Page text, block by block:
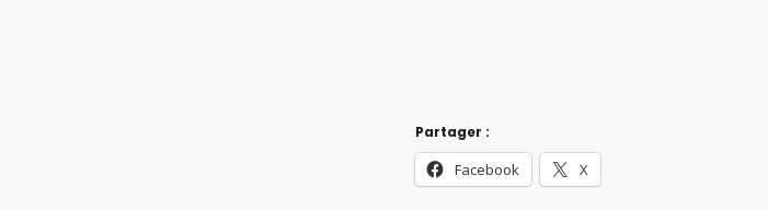
Partager :
Facebook X